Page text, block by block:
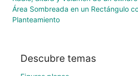
Planteamiento
Descubre temas